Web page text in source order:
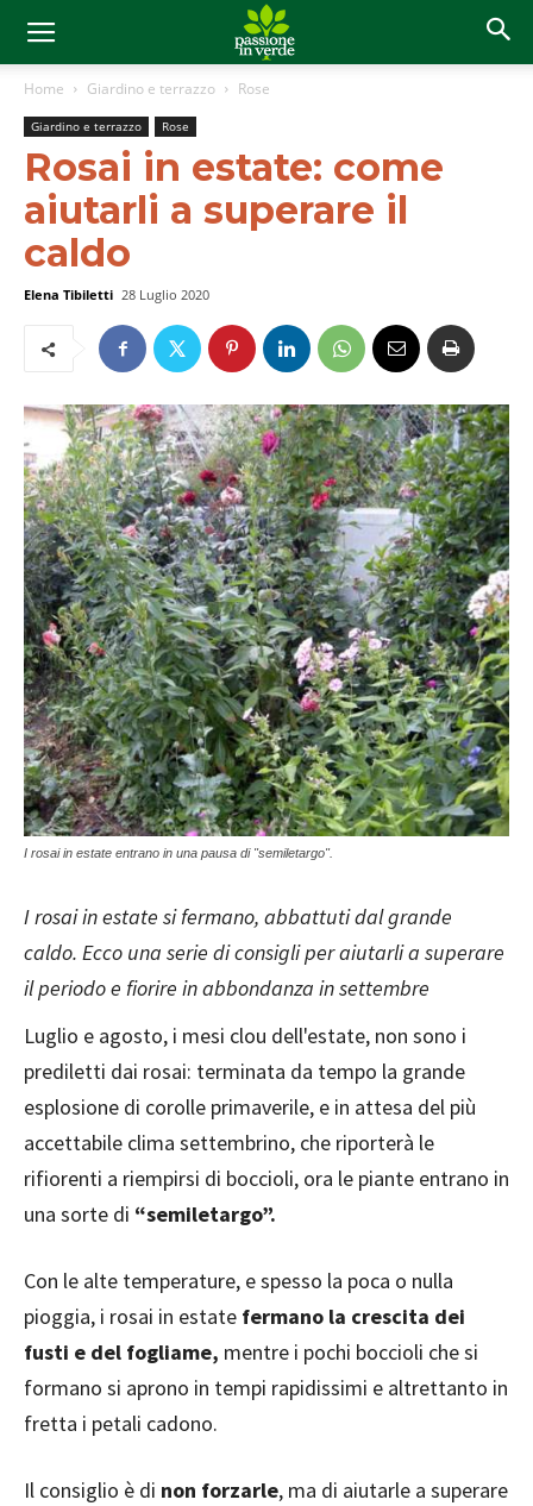
Home Giardino e terrazzo Rose
Giardino e terrazzo Rose
Rosai in estate: come
aiutarli a superare il
caldo
Elena Tibiletti 28 Luglio 2020
I rosai in estate entrano in una pausa di "semiletargo".
I rosai in estate si fermano, abbattuti dal grande
caldo. Ecco una serie di consigli per aiutarli a superare
il periodo e fiorire in abbondanza in settembre
Luglio e agosto, i mesi clou dell'estate, non sono i
prediletti dai rosai: terminata da tempo la grande
esplosione di corolle primaverile, e in attesa del più
accettabile clima settembrino, che riporterà le
rifiorenti a riempirsi di boccioli, ora le piante entrano in
una sorte di “semiletargo”.
Con le alte temperature, e spesso la poca o nulla
pioggia, i rosai in estate fermano la crescita dei
fusti e del fogliame, mentre i pochi boccioli che si
formano si aprono in tempi rapidissimi e altrettanto in
fretta i petali cadono.
Il consiglio è di non forzarle, ma di aiutarle a superare